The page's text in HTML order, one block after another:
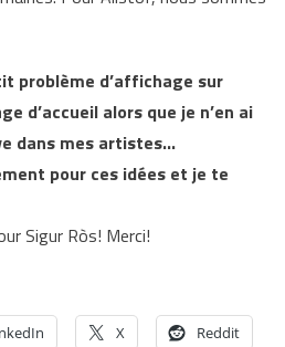
problème d’affichage sur
d’accueil alors que je n’en ai
dans mes artistes…
pour ces idées et je te
Sigur Ròs! Merci!
X Reddit